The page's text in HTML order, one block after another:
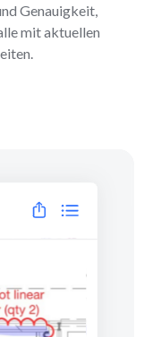
Genauigkeit,
mit aktuellen